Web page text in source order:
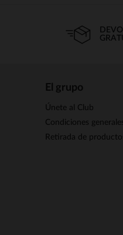
El grupo
Únete al Club
Condiciones
Retirada de